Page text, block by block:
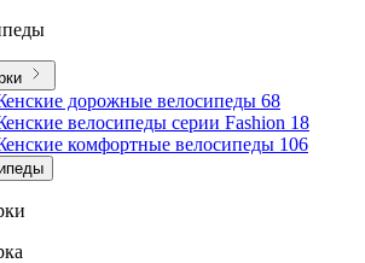
дорожные велосипеды 68
велосипеды серии Fashion 18
комфортные велосипеды 106